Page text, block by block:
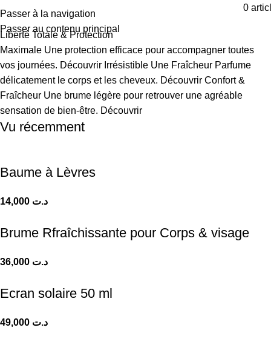
Passer à la navigation
Passer au contenu principal
0
Liberté Totale & Protection
Maximale Une protection efficace pour accompagner toutes
vos journées. Découvrir Irrésistible Une Fraîcheur Parfume
délicatement le corps et les cheveux. Découvrir Confort &
Fraîcheur Une brume légère pour retrouver une agréable
sensation de bien-être. Découvrir
Vu récemment
Baume à Lèvres
د.ت
Brume Rfraîchissante pour Corps & visage
د.ت
Ecran solaire 50 ml
د.ت